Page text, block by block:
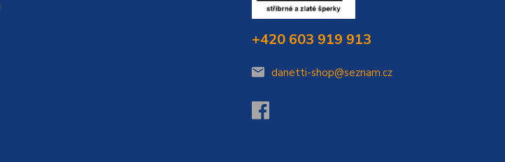
+420 603 919 913
danetti-shop@seznam.cz